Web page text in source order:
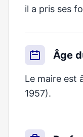
il a pris ses
Âge
Le maire est
1957).